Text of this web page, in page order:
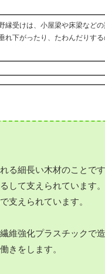
縁受けは、小屋梁や床梁など
れ下がったり、たわんだりす
る細長い木材のことで
て支えられています
支えられています。
強化プラスチックで
きをします。